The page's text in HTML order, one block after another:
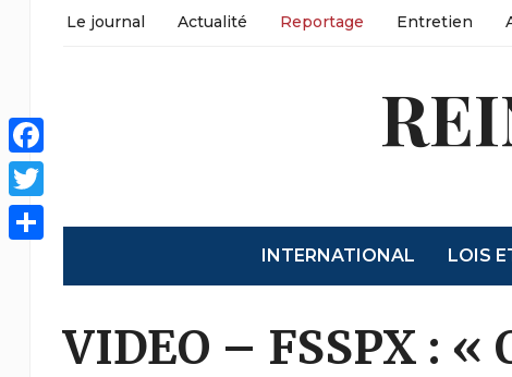
Le journal Actualité Reportage Entretien
INTERNATIONAL LOIS
VIDEO – FSSPX : «
Facebook
Twitter